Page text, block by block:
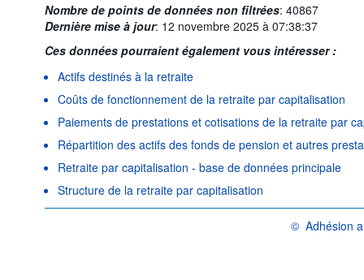
Nombre de points de données non filtrées: 40867
Dernière mise à jour: 12 novembre 2025 à 07:38:37
Ces données pourraient également vous intéresser :
Actifs destinés à la retraite
Coûts de fonctionnement de la retraite par capitalisation
Paiements de prestations et cotisations de la retraite par
Répartition des actifs des fonds de pension et autres
Retraite par capitalisation - base de données principale
Structure de la retraite par capitalisation
© Adhésion